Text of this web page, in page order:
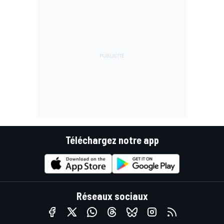
Téléchargez notre app
Réseaux sociaux